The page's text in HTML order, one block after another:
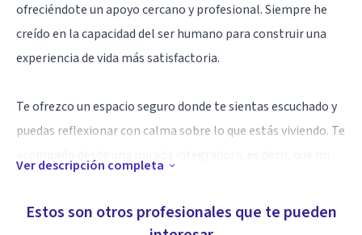
ofreciéndote un apoyo cercano y profesional. Siempre he
creído en la capacidad del ser humano para construir una
experiencia de vida más satisfactoria.
Te ofrezco un espacio seguro donde te sientas escuchado y
puedas reflexionar con calma sobre lo que estás viviendo. Te
Utilizo herramientas y recursos de distintos ᴇɴғᴏǫᴜᴇs de la
Ver descripción completa
Estos son otros profesionales que te pueden